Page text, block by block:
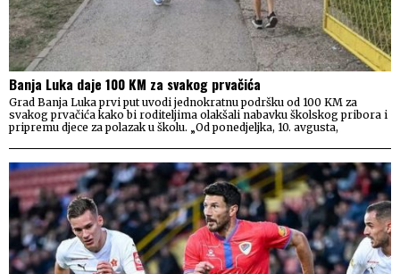
Banja Luka daje 100 KM za svakog prvačića
Grad Banja Luka prvi put uvodi jednokratnu podršku od 100 KM za
svakog prvačića kako bi roditeljima olakšali nabavku školskog pribora i
pripremu djece za polazak u školu. „Od ponedjeljka, 10. avgusta,